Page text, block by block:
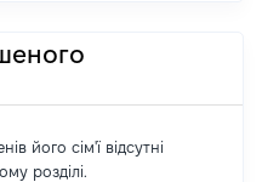
його сім'ї відсутні
розділі.